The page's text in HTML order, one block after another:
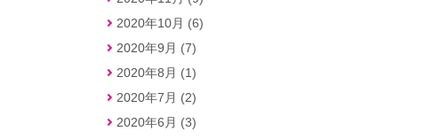
2020年10月 (6)
2020年9月 (7)
2020年8月 (1)
2020年7月 (2)
2020年6月 (3)